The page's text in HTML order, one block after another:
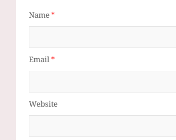
Name*
Email*
Website